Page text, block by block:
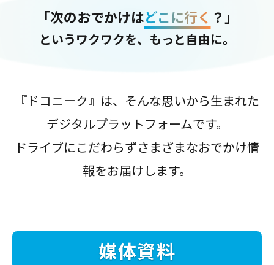
「次のおでかけはどこに行く ？」
というワクワクを、もっと自由に。
『ドコニーク』は、そんな思いから生まれた
デジタルプラットフォームです。
ドライブにこだわらずさまざまなおでかけ情
報をお届けします。
媒体資料